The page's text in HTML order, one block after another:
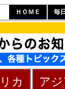
毎
ＨＯＭＥ
カ ア